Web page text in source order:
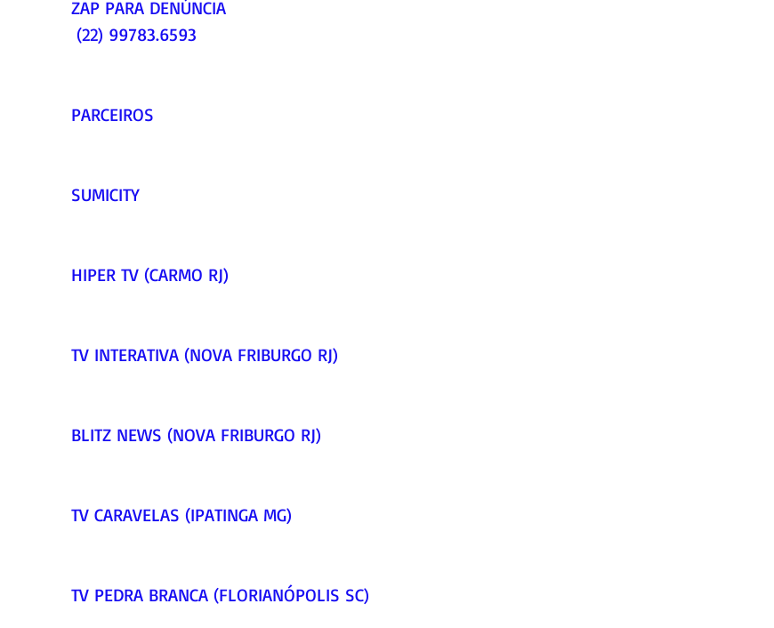
ZAP PARA DENÚNCIA
(22) 99783.6593
PARCEIROS
SUMICITY
HIPER TV (CARMO RJ)
TV INTERATIVA (NOVA FRIBURGO RJ)
BLITZ NEWS (NOVA FRIBURGO RJ)
TV CARAVELAS (IPATINGA MG)
TV PEDRA BRANCA (FLORIANÓPOLIS SC)